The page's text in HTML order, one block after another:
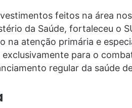
feitos na área
da Saúde, fortaleceu o
na atenção primária e
para o
regular da saúde